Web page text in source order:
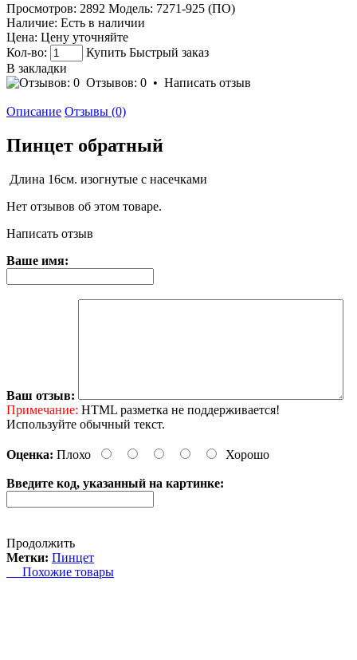
Просмотров: 2892 Модель: 7271-925 (ПО)
Наличие: Есть в наличии
Цена: Цену уточняйте
Кол-во:
Купить Быстрый заказ
В закладки
Отзывов: 0 • Написать отзыв
Описание Отзывы (0)
Пинцет обратный
Длина 16см. изогнутые с насечками
Нет отзывов об этом товаре.
Написать отзыв
Ваше имя:
Ваш отзыв:
Примечание: HTML разметка не поддерживается!
Используйте обычный текст.
Оценка: Плохо Хорошо
Введите код, указанный на картинке:
Продолжить
Метки: Пинцет
Похожие товары